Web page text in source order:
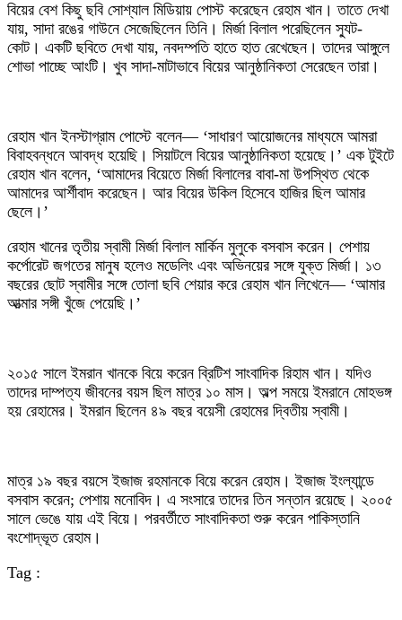
বিয়ের বেশ কিছু ছবি সোশ্যাল মিডিয়ায় পোস্ট করেছেন রেহাম খান। তাতে দেখা
যায়, সাদা রঙের গাউনে সেজেছিলেন তিনি। মির্জা বিলাল পরেছিলেন স্যুট-
কোট। একটি ছবিতে দেখা যায়, নবদম্পতি হাতে হাত রেখেছেন। তাদের আঙ্গুলে
শোভা পাচ্ছে আংটি। খুব সাদা-মাটাভাবে বিয়ের আনুষ্ঠানিকতা সেরেছেন তারা।
রেহাম খান ইনস্টাগ্রাম পোস্টে বলেন— ‘সাধারণ আয়োজনের মাধ্যমে আমরা
বিবাহবন্ধনে আবদ্ধ হয়েছি। সিয়াটলে বিয়ের আনুষ্ঠানিকতা হয়েছে।’ এক টুইটে
রেহাম খান বলেন, ‘আমাদের বিয়েতে মির্জা বিলালের বাবা-মা উপস্থিত থেকে
আমাদের আর্শীবাদ করেছেন। আর বিয়ের উকিল হিসেবে হাজির ছিল আমার
ছেলে।’
রেহাম খানের তৃতীয় স্বামী মির্জা বিলাল মার্কিন মুলুকে বসবাস করেন। পেশায়
কর্পোরেট জগতের মানুষ হলেও মডেলিং এবং অভিনয়ের সঙ্গে যুক্ত মির্জা। ১৩
বছরের ছোট স্বামীর সঙ্গে তোলা ছবি শেয়ার করে রেহাম খান লিখেনে— ‘আমার
আত্মার সঙ্গী খুঁজে পেয়েছি।’
২০১৫ সালে ইমরান খানকে বিয়ে করেন ব্রিটিশ সাংবাদিক রিহাম খান। যদিও
তাদের দাম্পত্য জীবনের বয়স ছিল মাত্র ১০ মাস। অল্প সময়ে ইমরানে মোহভঙ্গ
হয় রেহামের। ইমরান ছিলেন ৪৯ বছর বয়েসী রেহামের দ্বিতীয় স্বামী।
মাত্র ১৯ বছর বয়সে ইজাজ রহমানকে বিয়ে করেন রেহাম। ইজাজ ইংল্যান্ডে
বসবাস করেন; পেশায় মনোবিদ। এ সংসারে তাদের তিন সন্তান রয়েছে। ২০০৫
সালে ভেঙে যায় এই বিয়ে। পরবর্তীতে সাংবাদিকতা শুরু করেন পাকিস্তানি
বংশোদ্ভূত রেহাম।
Tag :